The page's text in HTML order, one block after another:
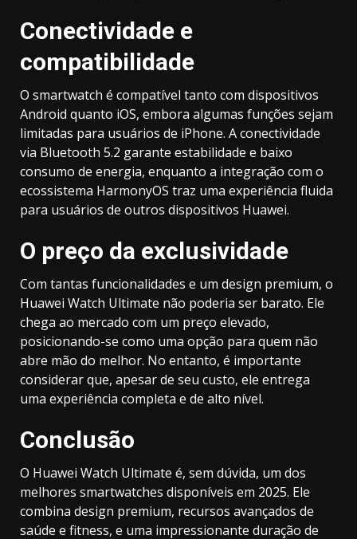
Conectividade e
compatibilidade
O smartwatch é compatível tanto com dispositivos
Android quanto iOS, embora algumas funções sejam
limitadas para usuários de iPhone. A conectividade
via Bluetooth 5.2 garante estabilidade e baixo
consumo de energia, enquanto a integração com o
ecossistema HarmonyOS traz uma experiência fluida
para usuários de outros dispositivos Huawei.
O preço da exclusividade
Com tantas funcionalidades e um design premium, o
Huawei Watch Ultimate não poderia ser barato. Ele
chega ao mercado com um preço elevado,
posicionando-se como uma opção para quem não
abre mão do melhor. No entanto, é importante
considerar que, apesar de seu custo, ele entrega
uma experiência completa e de alto nível.
Conclusão
O Huawei Watch Ultimate é, sem dúvida, um dos
melhores smartwatches disponíveis em 2025. Ele
combina design premium, recursos avançados de
saúde e fitness, e uma impressionante duração de